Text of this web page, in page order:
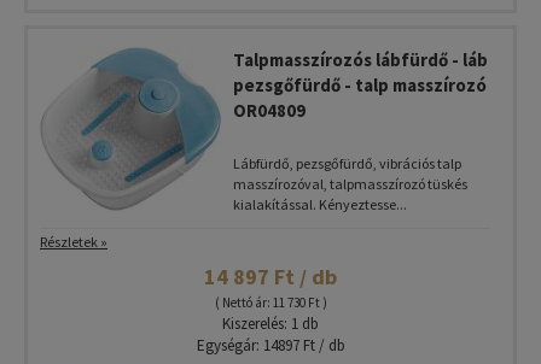
Talpmasszírozós lábfürdő - láb
pezsgőfürdő - talp masszírozó
OR04809
Lábfürdő, pezsgőfürdő, vibrációs talp
masszírozóval, talpmasszírozó tüskés
kialakítással. Kényeztesse...
Részletek »
14 897 Ft / db
( Nettó ár: 11 730 Ft )
Kiszerelés: 1 db
Egységár: 14897 Ft / db